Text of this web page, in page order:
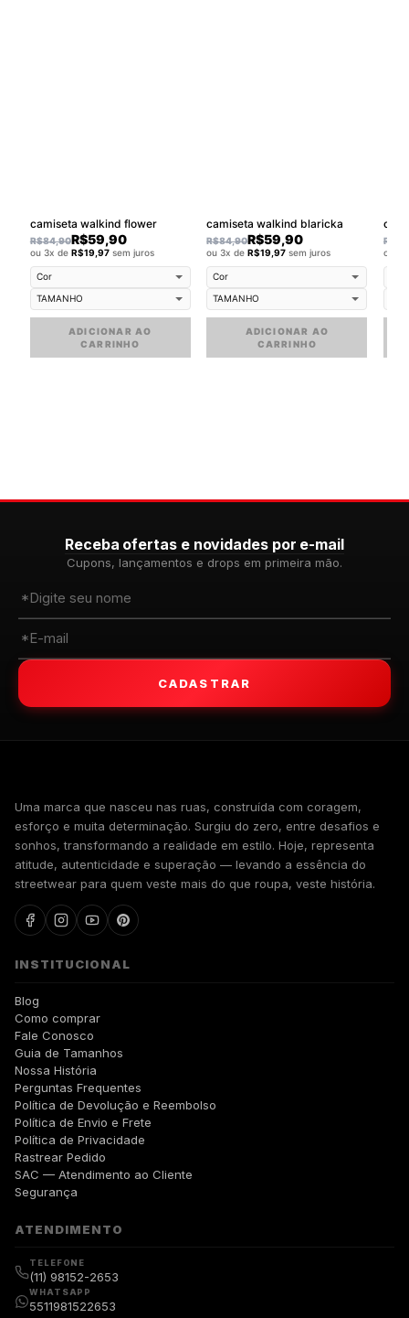
camiseta walkind flower
R$84,90R$59,90
ou 3x de R$19,97sem juros
ADICIONAR AO
CARRINHO
camiseta walkind blaricka
R$84,90R$59,90
ou 3x deR$19,97 sem juros
ADICIONAR AO
CARRINHO
R$
ou
Receba ofertas e novidades por e-mail
Cupons, lançamentos e drops em primeira mão.
CADASTRAR
Uma marca que nasceu nas ruas, construída com coragem,
esforço e muita determinação. Surgiu do zero, entre desafios e
sonhos, transformando a realidade em estilo. Hoje, representa
atitude, autenticidade e superação — levando a essência do
streetwear para quem veste mais do que roupa, veste história.
INSTITUCIONAL
Blog
Como comprar
Fale Conosco
Guia de Tamanhos
Nossa História
Perguntas Frequentes
Política de Devolução e Reembolso
Política de Envio e Frete
Política de Privacidade
Rastrear Pedido
SAC — Atendimento ao Cliente
Segurança
ATENDIMENTO
TELEFONE
(11) 98152-2653
WHATSAPP
5511981522653